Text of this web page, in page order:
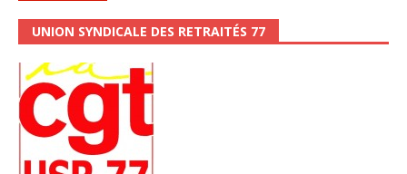
UNION SYNDICALE DES RETRAITÉS 77